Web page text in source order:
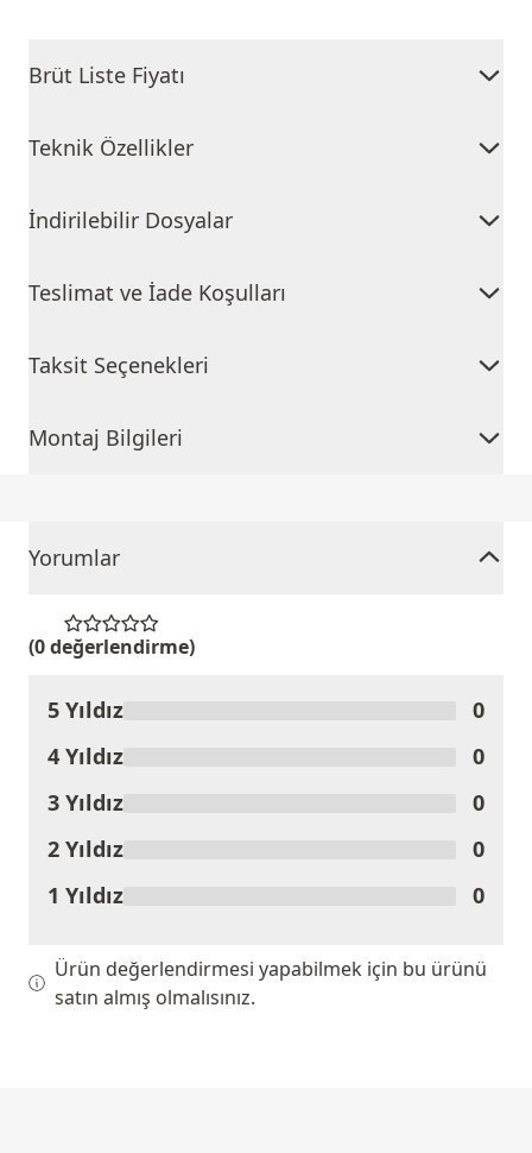
Brüt Liste Fiyatı
Teknik Özellikler
İndirilebilir Dosyalar
Teslimat ve İade Koşulları
Taksit Seçenekleri
Montaj Bilgileri
Yorumlar
(0 değerlendirme)
Ürünü Değerlendir
5 Yıldız
0
4 Yıldız
0
3 Yıldız
0
2 Yıldız
0
1 Yıldız
0
Ürün değerlendirmesi yapabilmek için bu ürünü
satın almış olmalısınız.